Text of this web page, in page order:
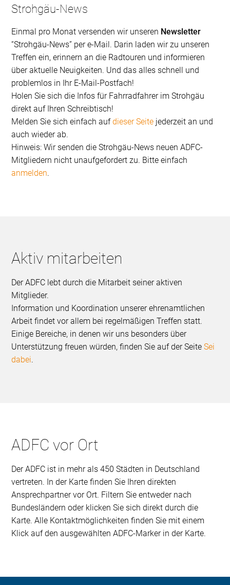
Strohgäu-News
Einmal pro Monat versenden wir unseren Newsletter
“Strohgäu-News” per e-Mail. Darin laden wir zu unseren
Treffen ein, erinnern an die Radtouren und informieren
über aktuelle Neuigkeiten. Und das alles schnell und
problemlos in Ihr E-Mail-Postfach!
Holen Sie sich die Infos für Fahrradfahrer im Strohgäu
direkt auf Ihren Schreibtisch!
Melden Sie sich einfach aufdieser Seite jederzeit an und
auch wieder ab.
Hinweis: Wir senden die Strohgäu-News neuen ADFC-
Mitgliedern nicht unaufgefordert zu. Bitte einfach
anmelden.
Aktiv mitarbeiten
Der ADFC lebt durch die Mitarbeit seiner aktiven
Mitglieder.
Information und Koordination unserer ehrenamtlichen
Arbeit findet vor allem bei regelmäßigen Treffen statt.
Einige Bereiche, in denen wir uns besonders über
Unterstützung freuen würden, finden Sie auf der SeiteSei
dabei.
ADFC vor Ort
Der ADFC ist in mehr als 450 Städten in Deutschland
vertreten. In der Karte finden Sie Ihren direkten
Ansprechpartner vor Ort. Filtern Sie entweder nach
Bundesländern oder klicken Sie sich direkt durch die
Karte. Alle Kontaktmöglichkeiten finden Sie mit einem
Klick auf den ausgewählten ADFC-Marker in der Karte.